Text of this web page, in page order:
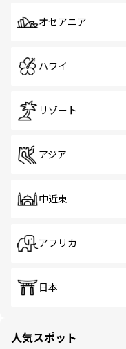
オセアニア
ハワイ
リゾート
アジア
中近東
アフリカ
日本
人気スポット